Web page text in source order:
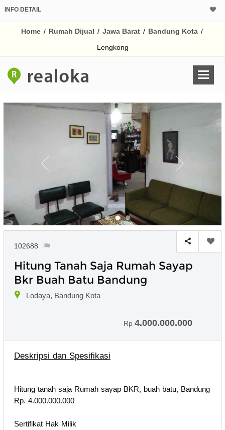
INFO DETAIL
Home / Rumah Dijual / Jawa Barat / Bandung Kota /
Lengkong
102688
Hitung Tanah Saja Rumah Sayap
Bkr Buah Batu Bandung
Lodaya, Bandung Kota
Rp 4.000.000.000
Deskripsi dan Spesifikasi
Hitung tanah saja Rumah sayap BKR, buah batu, Bandung
Rp. 4.000.000.000
Sertifikat Hak Milik
Harga Rp
% /th
Untuk hasil simulasi
pada kotak-